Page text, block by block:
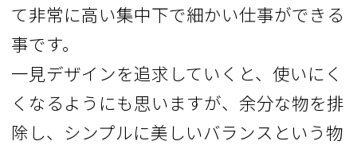
て非常に高い集中下で細かい仕事ができる
事です。
一見デザインを追求していくと、使いにく
くなるようにも思いますが、余分な物を排
除し、シンプルに美しいバランスという物